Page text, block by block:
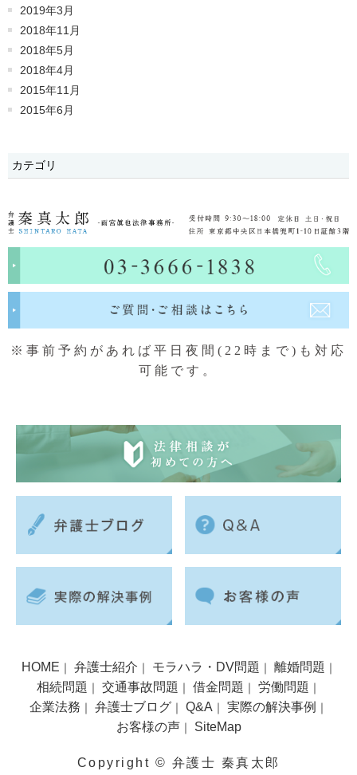
2019年3月
2018年11月
2018年5月
2018年4月
2015年11月
2015年6月
カテゴリ
※事前予約があれば平日夜間(22時まで)も対応
可能です。
HOME 弁護士紹介 モラハラ・DV問題 離婚問題
相続問題 交通事故問題 借金問題 労働問題
企業法務 弁護士ブログ Q&A 実際の解決事例
お客様の声 SiteMap
Copyright © 弁護士 秦真太郎